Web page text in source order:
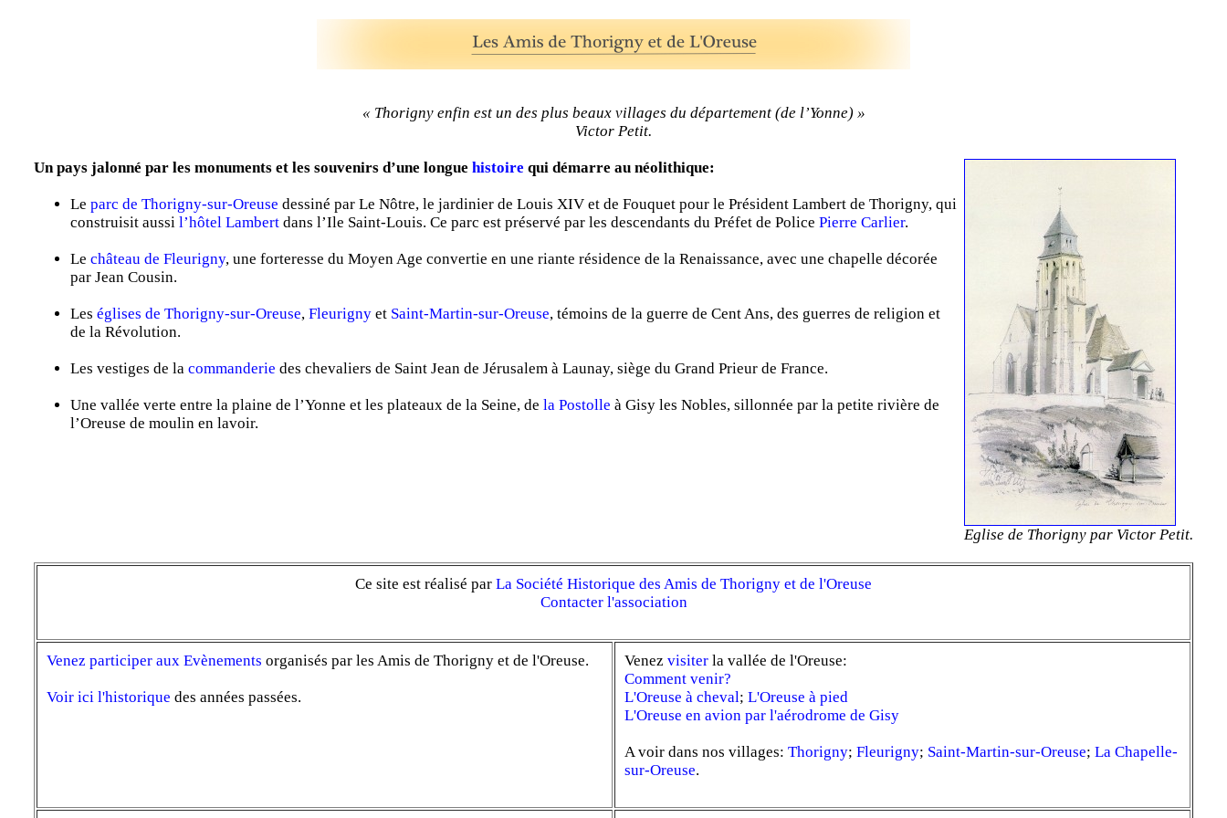
« Thorigny enfin est un des plus beaux villages du département (de l’Yonne) »
Victor Petit.
Eglise de Thorigny par Victor Petit.
Un pays jalonné par les monuments et les souvenirs d’une longue histoire qui démarre au néolithique:
Le parc de Thorigny-sur-Oreuse dessiné par Le Nôtre, le jardinier de Louis XIV et de Fouquet pour le Président Lambert de Thorigny, qui
construisit aussi l’hôtel Lambertdans l’Ile Saint-Louis. Ce parc est préservé par les descendants du Préfet de Police Pierre Carlier.
Le château de Fleurigny, une forteresse du Moyen Age convertie en une riante résidence de la Renaissance, avec une chapelle décorée
par Jean Cousin.
Les églises de Thorigny-sur-Oreuse, Fleurignyet Saint-Martin-sur-Oreuse, témoins de la guerre de Cent Ans, des guerres de religion et
de la Révolution.
Les vestiges de la commanderie des chevaliers de Saint Jean de Jérusalem à Launay, siège du Grand Prieur de France.
Une vallée verte entre la plaine de l’Yonne et les plateaux de la Seine, de la Postolle à Gisy les Nobles, sillonnée par la petite rivière de
l’Oreuse de moulin en lavoir.
Ce site est réalisé par La Société Historique des Amis de Thorigny et de l'Oreuse
Contacter l'association
Venez participer aux Evènements organisés par les Amis de Thorigny et de l'Oreuse.
Voir ici l'historique des années passées.
Venez visiter la vallée de l'Oreuse:
Comment venir?
L'Oreuse à cheval; L'Oreuse à pied
L'Oreuse en avion par l'aérodrome de Gisy
A voir dans nos villages: Thorigny; Fleurigny; Saint-Martin-sur-Oreuse; La Chapelle-
sur-Oreuse.